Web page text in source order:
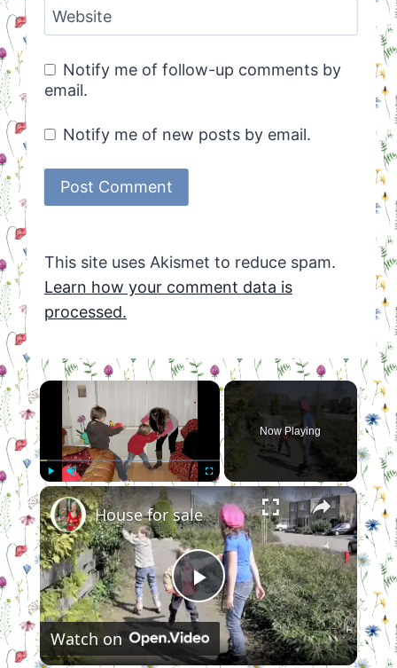
Website
Notify me of follow-up comments by
email.
Notify me of new posts by email.
This site uses Akismet to reduce spam.
Learn how your comment data is
processed.
×
Play Unmute
Now Playing
×
Play
Video
House for sale
Watch on